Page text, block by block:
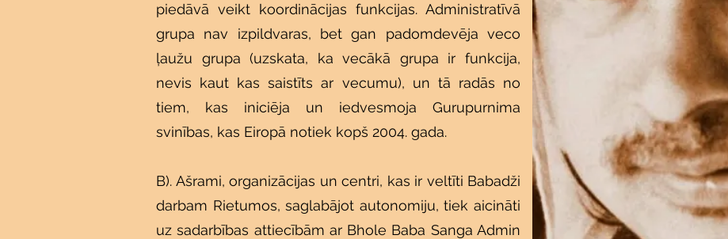
piedāvā veikt koordinācijas funkcijas. Administratīvā
grupa nav izpildvaras, bet gan padomdevēja veco
ļaužu grupa (uzskata, ka vecākā grupa ir funkcija,
nevis kaut kas saistīts ar vecumu), un tā radās no
tiem, kas iniciēja un iedvesmoja Gurupurnima
svinības, kas Eiropā notiek kopš 2004. gada.
B). Ašrami, organizācijas un centri, kas ir veltīti Babadži
darbam Rietumos, saglabājot autonomiju, tiek aicināti
uz sadarbības attiecībām ar Bhole Baba Sanga Admin